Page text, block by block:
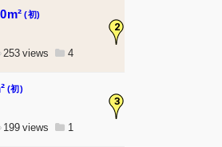
2
(初)
253 4
3
(初)
199 1